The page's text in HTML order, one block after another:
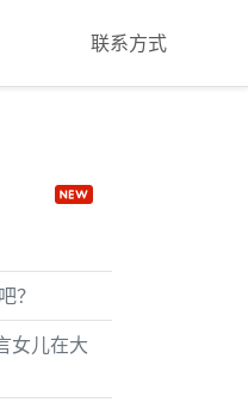
联系方式
？
女儿在大